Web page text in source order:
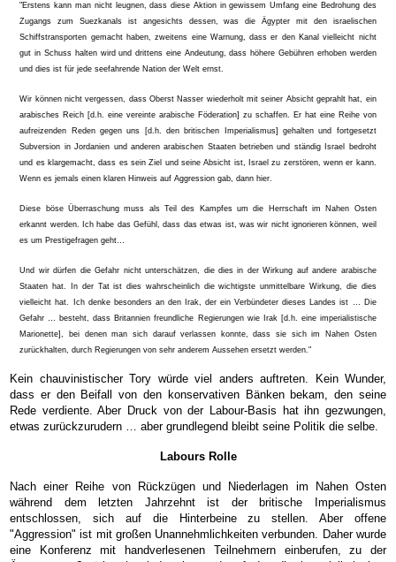
"Erstens kann man nicht leugnen, dass diese Aktion in gewissem Umfang eine Bedrohung des
Zugangs zum Suezkanals ist angesichts dessen, was die Ägypter mit den israelischen
Schiffstransporten gemacht haben, zweitens eine Warnung, dass er den Kanal vielleicht nicht
gut in Schuss halten wird und drittens eine Andeutung, dass höhere Gebühren erhoben werden
und dies ist für jede seefahrende Nation der Welt ernst.
Wir können nicht vergessen, dass Oberst Nasser wiederholt mit seiner Absicht geprahlt hat, ein
arabisches Reich [d.h. eine vereinte arabische Föderation] zu schaffen. Er hat eine Reihe von
aufreizenden Reden gegen uns [d.h. den britischen Imperialismus] gehalten und fortgesetzt
Subversion in Jordanien und anderen arabischen Staaten betrieben und ständig Israel bedroht
und es klargemacht, dass es sein Ziel und seine Absicht ist, Israel zu zerstören, wenn er kann.
Wenn es jemals einen klaren Hinweis auf Aggression gab, dann hier.
Diese böse Überraschung muss als Teil des Kampfes um die Herrschaft im Nahen Osten
erkannt werden. Ich habe das Gefühl, dass das etwas ist, was wir nicht ignorieren können, weil
es um Prestigefragen geht…
Und wir dürfen die Gefahr nicht unterschätzen, die dies in der Wirkung auf andere arabische
Staaten hat. In der Tat ist dies wahrscheinlich die wichtigste unmittelbare Wirkung, die dies
vielleicht hat. Ich denke besonders an den Irak, der ein Verbündeter dieses Landes ist … Die
Gefahr … besteht, dass Britannien freundliche Regierungen wie Irak [d.h. eine imperialistische
Marionette], bei denen man sich darauf verlassen konnte, dass sie sich im Nahen Osten
zurückhalten, durch Regierungen von sehr anderem Aussehen ersetzt werden."
Kein chauvinistischer Tory würde viel anders auftreten. Kein Wunder,
dass er den Beifall von den konservativen Bänken bekam, den seine
Rede verdiente. Aber Druck von der Labour-Basis hat ihn gezwungen,
etwas zurückzurudern … aber grundlegend bleibt seine Politik die selbe.
Labours Rolle
Nach einer Reihe von Rückzügen und Niederlagen im Nahen Osten
während dem letzten Jahrzehnt ist der britische Imperialismus
entschlossen, sich auf die Hinterbeine zu stellen. Aber offene
"Aggression" ist mit großen Unannehmlichkeiten verbunden. Daher wurde
eine Konferenz mit handverlesenen Teilnehmern einberufen, zu der